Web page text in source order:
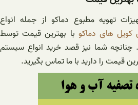
تهویه مطبوع دماکو از جمله انواع
کویل های دماکو با بهترین قیمت توسط
شما نیز قصد خرید انواع سیستم
قیمت را دارید با ما تماس بگیرید.